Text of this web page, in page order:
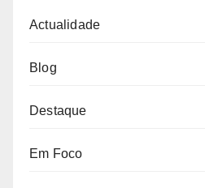
Actualidade
Blog
Destaque
Em Foco